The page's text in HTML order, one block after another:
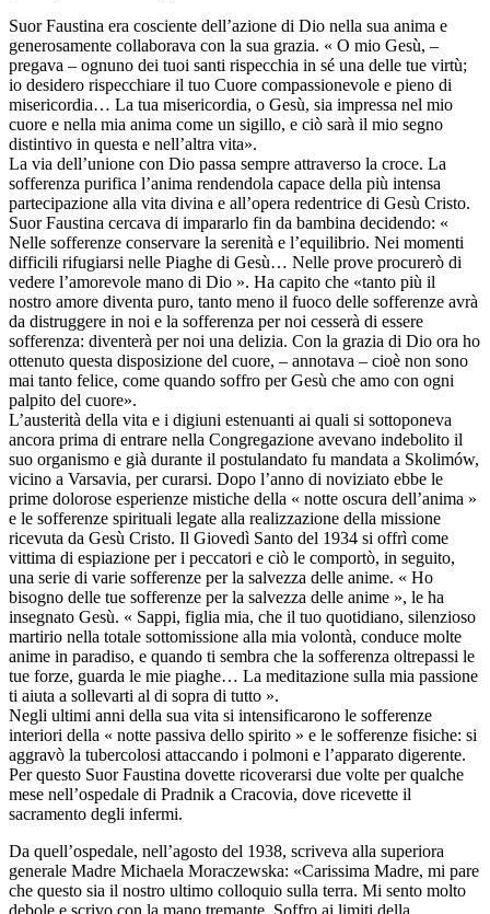
Suor Faustina era cosciente dell’azione di Dio nella sua anima e
generosamente collaborava con la sua grazia. « O mio Gesù, –
pregava – ognuno dei tuoi santi rispecchia in sé una delle tue virtù;
io desidero rispecchiare il tuo Cuore compassionevole e pieno di
misericordia… La tua misericordia, o Gesù, sia impressa nel mio
cuore e nella mia anima come un sigillo, e ciò sarà il mio segno
distintivo in questa e nell’altra vita».
La via dell’unione con Dio passa sempre attraverso la croce. La
sofferenza purifica l’anima rendendola capace della più intensa
partecipazione alla vita divina e all’opera redentrice di Gesù Cristo.
Suor Faustina cercava di impararlo fin da bambina decidendo: «
Nelle sofferenze conservare la serenità e l’equilibrio. Nei momenti
difficili rifugiarsi nelle Piaghe di Gesù… Nelle prove procurerò di
vedere l’amorevole mano di Dio ». Ha capito che «tanto più il
nostro amore diventa puro, tanto meno il fuoco delle sofferenze avrà
da distruggere in noi e la sofferenza per noi cesserà di essere
sofferenza: diventerà per noi una delizia. Con la grazia di Dio ora ho
ottenuto questa disposizione del cuore, – annotava – cioè non sono
mai tanto felice, come quando soffro per Gesù che amo con ogni
palpito del cuore».
L’austerità della vita e i digiuni estenuanti ai quali si sottoponeva
ancora prima di entrare nella Congregazione avevano indebolito il
suo organismo e già durante il postulandato fu mandata a Skolimów,
vicino a Varsavia, per curarsi. Dopo l’anno di noviziato ebbe le
prime dolorose esperienze mistiche della « notte oscura dell’anima »
e le sofferenze spirituali legate alla realizzazione della missione
ricevuta da Gesù Cristo. Il Giovedì Santo del 1934 si offrì come
vittima di espiazione per i peccatori e ciò le comportò, in seguito,
una serie di varie sofferenze per la salvezza delle anime. « Ho
bisogno delle tue sofferenze per la salvezza delle anime », le ha
insegnato Gesù. « Sappi, figlia mia, che il tuo quotidiano, silenzioso
martirio nella totale sottomissione alla mia volontà, conduce molte
anime in paradiso, e quando ti sembra che la sofferenza oltrepassi le
tue forze, guarda le mie piaghe… La meditazione sulla mia passione
ti aiuta a sollevarti al di sopra di tutto ».
Negli ultimi anni della sua vita si intensificarono le sofferenze
interiori della « notte passiva dello spirito » e le sofferenze fisiche: si
aggravò la tubercolosi attaccando i polmoni e l’apparato digerente.
Per questo Suor Faustina dovette ricoverarsi due volte per qualche
mese nell’ospedale di Pradnik a Cracovia, dove ricevette il
sacramento degli infermi.
Da quell’ospedale, nell’agosto del 1938, scriveva alla superiora
generale Madre Michaela Moraczewska: «Carissima Madre, mi pare
che questo sia il nostro ultimo colloquio sulla terra. Mi sento molto